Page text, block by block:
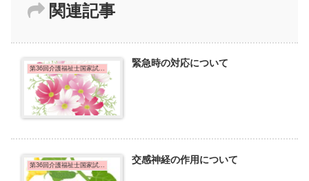
関連記事
第36回介護福祉士国家試験問題 緊急時の対応について
第36回介護福祉士国家試験問題 交感神経の作用について